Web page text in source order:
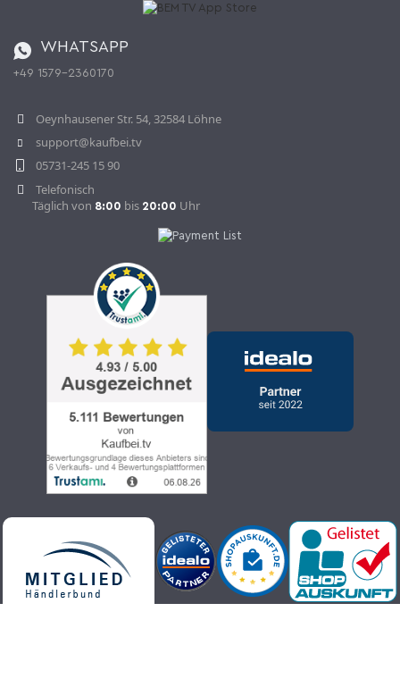
WHATSAPP
+49 1579-2360170
Oeynhausener Str. 54, 32584 Löhne
support@kaufbei.tv
05731-245 15 90
Telefonisch
Täglich von 8:00 bis 20:00 Uhr